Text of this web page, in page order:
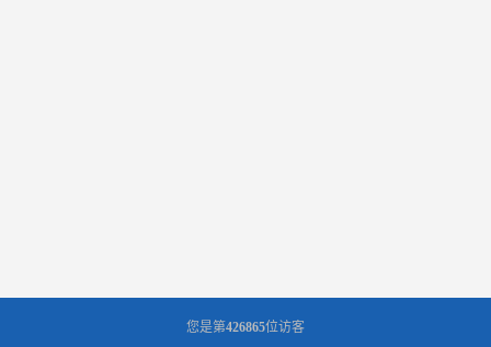
您是第426865位访客